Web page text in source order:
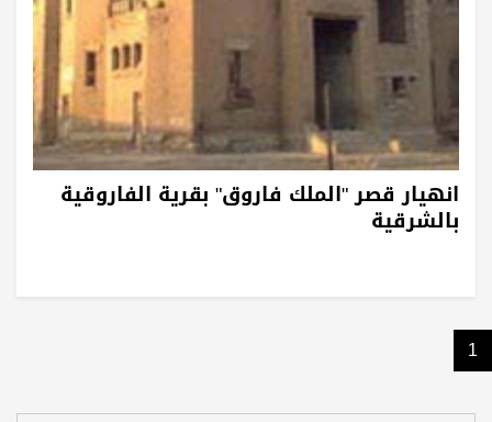
انهيار قصر "الملك فاروق" بقرية الفاروقية
بالشرقية
1